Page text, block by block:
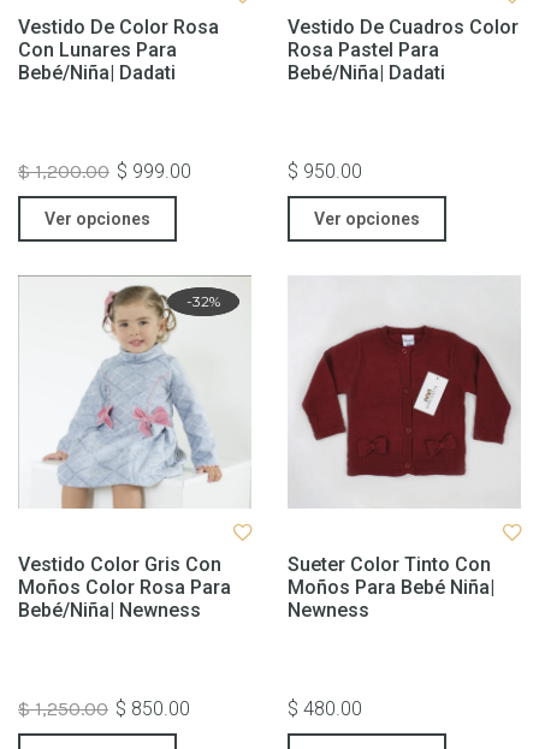
Vestido De Color Rosa
Con Lunares Para
Bebé/niña| Dadati
$ 1,200.00 $ 999.00
Ver opciones
Vestido De Cuadros Color
Rosa Pastel Para
Bebé/niña| Dadati
$ 950.00
Ver opciones
Rebaja
-32%
Vestido Color Gris Con
Moños Color Rosa Para
Bebé/niña| Newness
$ 1,250.00 $ 850.00
Sueter Color Tinto Con
Moños Para Bebé Niña|
Newness
$ 480.00